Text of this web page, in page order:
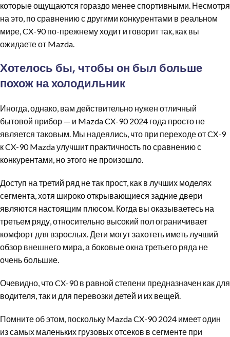
которые ощущаются гораздо менее спортивными. Несмотря
на это, по сравнению с другими конкурентами в реальном
мире, CX-90 по-прежнему ходит и говорит так, как вы
ожидаете от Mazda.
Хотелось бы, чтобы он был больше
похож на холодильник
Иногда, однако, вам действительно нужен отличный
бытовой прибор — и Mazda CX-90 2024 года просто не
является таковым. Мы надеялись, что при переходе от CX-9
к CX-90 Mazda улучшит практичность по сравнению с
конкурентами, но этого не произошло.
Доступ на третий ряд не так прост, как в лучших моделях
сегмента, хотя широко открывающиеся задние двери
являются настоящим плюсом. Когда вы оказываетесь на
третьем ряду, относительно высокий пол ограничивает
комфорт для взрослых. Дети могут захотеть иметь лучший
обзор внешнего мира, а боковые окна третьего ряда не
очень большие.
Очевидно, что CX-90 в равной степени предназначен как для
водителя, так и для перевозки детей и их вещей.
Помните об этом, поскольку Mazda CX-90 2024 имеет один
из самых маленьких грузовых отсеков в сегменте при